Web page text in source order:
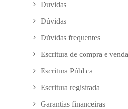
Duvidas
Dúvidas
Dúvidas frequentes
Escritura de compra e venda
Escritura Pública
Escritura registrada
Garantias financeiras